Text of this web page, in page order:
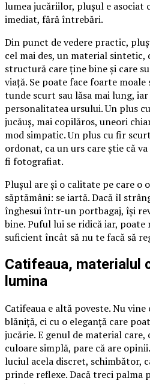
lumea jucăriilor, plușul e asociat
imediat, fără întrebări.
Din punct de vedere practic,
cel mai des, un material sintetic,
structură care ține bine și care
viață. Se poate face foarte moale
tunde scurt sau lăsa mai lung,
personalitatea ursului. Un plus
jucăuș, mai copilăros, uneori
mod simpatic. Un plus cu fir
ordonat, ca un urs care știe că
fi fotografiat.
Plușul are și o calitate pe care o
săptămâni: se iartă. Dacă îl
înghesui într-un portbagaj, își
bine. Puful lui se ridică iar,
suficient încât să nu te facă să
Catifeaua, materialul
lumina
Catifeaua e altă poveste. Nu vine
blăniță, ci cu o eleganță care
jucărie. E genul de material
culoare simplă, pare că are
luciul acela discret, schimbător,
prinde reflexe. Dacă treci palma